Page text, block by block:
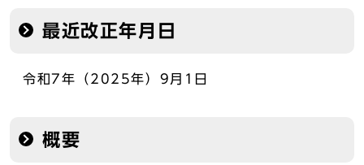
最近改正年月日
令和7年（2025年）9月1日
概要